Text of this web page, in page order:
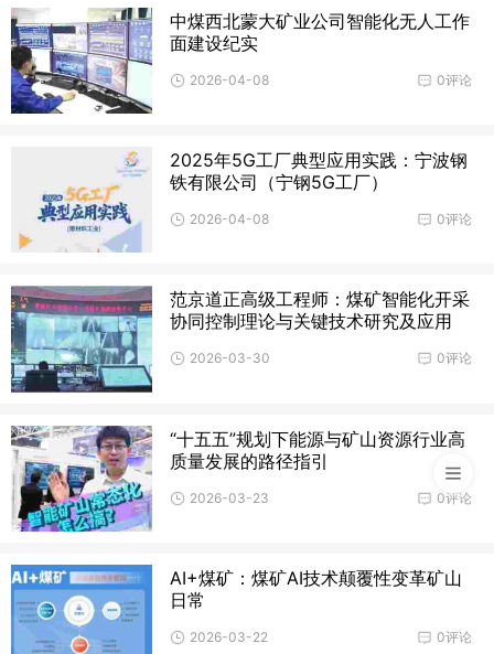
中煤西北蒙大矿业公司智能化无人工作
面建设纪实
0评论
2026-04-08
2025年5G工厂典型应用实践：宁波钢
铁有限公司（宁钢5G工厂）
0评论
2026-04-08
范京道正高级工程师：煤矿智能化开采
协同控制理论与关键技术研究及应用
0评论
2026-03-30
“十五五”规划下能源与矿山资源行业高
质量发展的路径指引
0评论
2026-03-23
AI+煤矿：煤矿AI技术颠覆性变革矿山
日常
0评论
2026-03-22